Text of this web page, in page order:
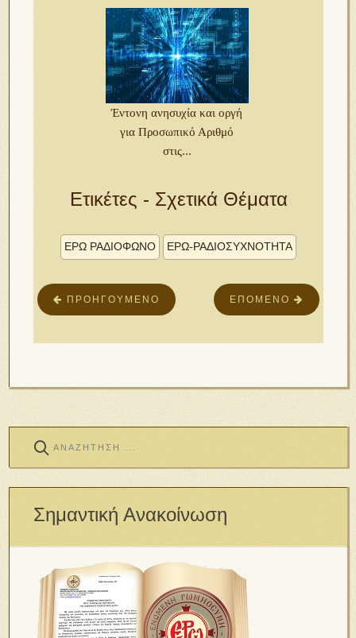
Έντονη ανησυχία και οργή
για Προσωπικό Αριθμό
στις...
Ετικέτες - Σχετικά Θέματα
ΕΡΩ ΡΑΔΙΟΦΩΝΟ ΕΡΩ-ΡΑΔΙΟΣΥΧΝΟΤΗΤΑ
ΕΠΌΜΕΝΟ
ΠΡΟΗΓΟΎΜΕΝΟ
Σημαντική Ανακοίνωση